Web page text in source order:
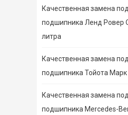
Качественная замена
подшипника Ленд Ровер
литра
Качественная замена
подшипника Тойота Марк
Качественная замена
подшипника Mercedes-